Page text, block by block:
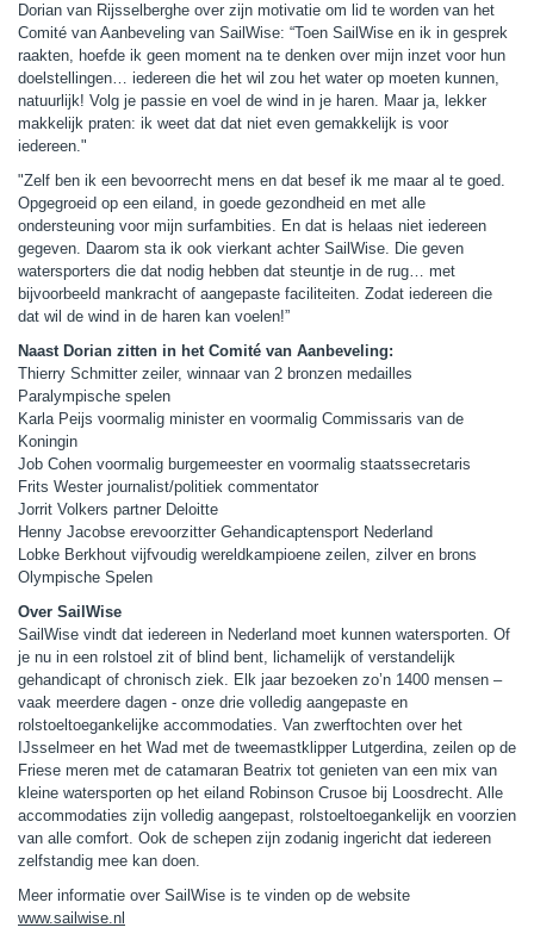
Dorian van Rijsselberghe over zijn motivatie om lid te worden van het
Comité van Aanbeveling van SailWise: “Toen SailWise en ik in gesprek
raakten, hoefde ik geen moment na te denken over mijn inzet voor hun
doelstellingen… iedereen die het wil zou het water op moeten kunnen,
natuurlijk! Volg je passie en voel de wind in je haren. Maar ja, lekker
makkelijk praten: ik weet dat dat niet even gemakkelijk is voor
iedereen."
"Zelf ben ik een bevoorrecht mens en dat besef ik me maar al te goed.
Opgegroeid op een eiland, in goede gezondheid en met alle
ondersteuning voor mijn surfambities. En dat is helaas niet iedereen
gegeven. Daarom sta ik ook vierkant achter SailWise. Die geven
watersporters die dat nodig hebben dat steuntje in de rug… met
bijvoorbeeld mankracht of aangepaste faciliteiten. Zodat iedereen die
dat wil de wind in de haren kan voelen!”
Naast Dorian zitten in het Comité van Aanbeveling:
Thierry Schmitter zeiler, winnaar van 2 bronzen medailles
Paralympische spelen
Karla Peijs voormalig minister en voormalig Commissaris van de
Koningin
Job Cohen voormalig burgemeester en voormalig staatssecretaris
Frits Wester journalist/politiek commentator
Jorrit Volkers partner Deloitte
Henny Jacobse erevoorzitter Gehandicaptensport Nederland
Lobke Berkhout vijfvoudig wereldkampioene zeilen, zilver en brons
Olympische Spelen
Over SailWise
SailWise vindt dat iedereen in Nederland moet kunnen watersporten. Of
je nu in een rolstoel zit of blind bent, lichamelijk of verstandelijk
gehandicapt of chronisch ziek. Elk jaar bezoeken zo’n 1400 mensen –
vaak meerdere dagen - onze drie volledig aangepaste en
rolstoeltoegankelijke accommodaties. Van zwerftochten over het
IJsselmeer en het Wad met de tweemastklipper Lutgerdina, zeilen op de
Friese meren met de catamaran Beatrix tot genieten van een mix van
kleine watersporten op het eiland Robinson Crusoe bij Loosdrecht. Alle
accommodaties zijn volledig aangepast, rolstoeltoegankelijk en voorzien
van alle comfort. Ook de schepen zijn zodanig ingericht dat iedereen
zelfstandig mee kan doen.
Meer informatie over SailWise is te vinden op de website
www.sailwise.nl